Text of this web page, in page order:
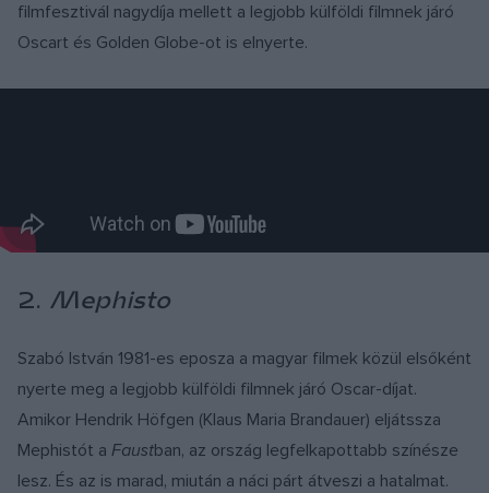
filmfesztivál nagydíja mellett a legjobb külföldi filmnek járó
Oscart és Golden Globe-ot is elnyerte.
2. Mephisto
Szabó István 1981-es eposza a magyar filmek közül elsőként
nyerte meg a legjobb külföldi filmnek járó Oscar-díjat.
Amikor Hendrik Höfgen (Klaus Maria Brandauer) eljátssza
Mephistót a Faustban, az ország legfelkapottabb színésze
lesz. És az is marad, miután a náci párt átveszi a hatalmat.